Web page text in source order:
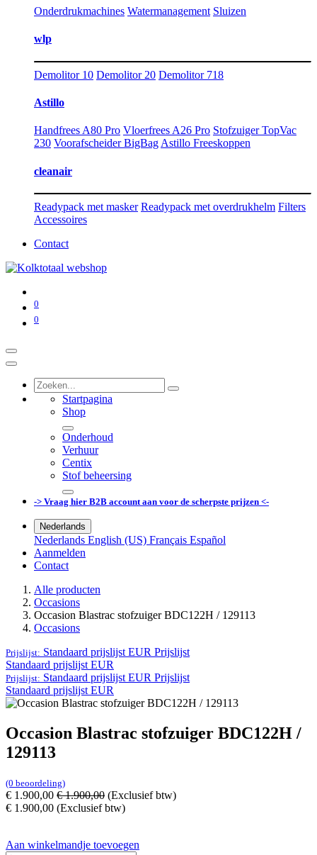
Onderdrukmachines Watermanagement Sluizen
wlp
Demolitor 10 Demolitor 20 Demolitor 718
Astillo
Handfrees A80 Pro Vloerfrees A26 Pro Stofzuiger TopVac
230 Voorafscheider BigBag Astillo Freeskoppen
cleanair
Readypack met masker Readypack met overdrukhelm Filters
Accessoires
Contact
0
0
Startpagina
Shop
Onderhoud
Verhuur
Centix
Stof beheersing
-> Vraag hier B2B account aan voor de scherpste prijzen <-
Nederlands
Nederlands English (US) Français Español
Aanmelden
Contact
Alle producten
Occasions
Occasion Blastrac stofzuiger BDC122H / 129113
Occasions
Prijslijst: Standaard prijslijst EUR Prijslijst
Standaard prijslijst EUR
Prijslijst: Standaard prijslijst EUR Prijslijst
Standaard prijslijst EUR
Occasion Blastrac stofzuiger BDC122H /
129113
(0 beoordeling)
€ 1.900,00 €1.900,00 (Exclusief btw)
€ 1.900,00 (Exclusief btw)
Aan winkelmandje toevoegen